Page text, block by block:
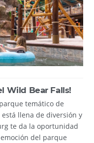
Wild Bear Falls!
temático de
llena de diversión y
te da la oportunidad
del parque